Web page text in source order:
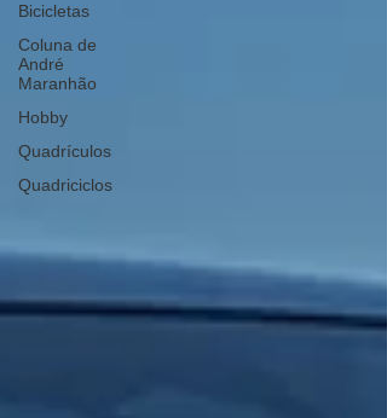
Bicicletas
Coluna de
André
Maranhão
Hobby
Quadrículos
Quadriciclos